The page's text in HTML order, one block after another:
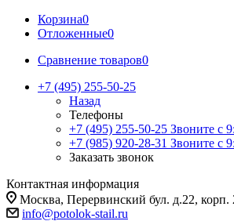
Корзина0
Отложенные0
Сравнение товаров0
+7 (495) 255-50-25
Назад
Телефоны
+7 (495) 255-50-25 Звоните с
+7 (985) 920-28-31 Звоните с
Заказать звонок
Контактная информация
Москва, Перервинский бул. д.22, корп.
info@potolok-stail.ru